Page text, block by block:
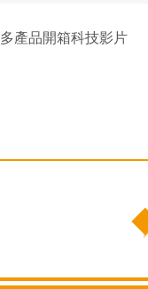
產品開箱科技影片